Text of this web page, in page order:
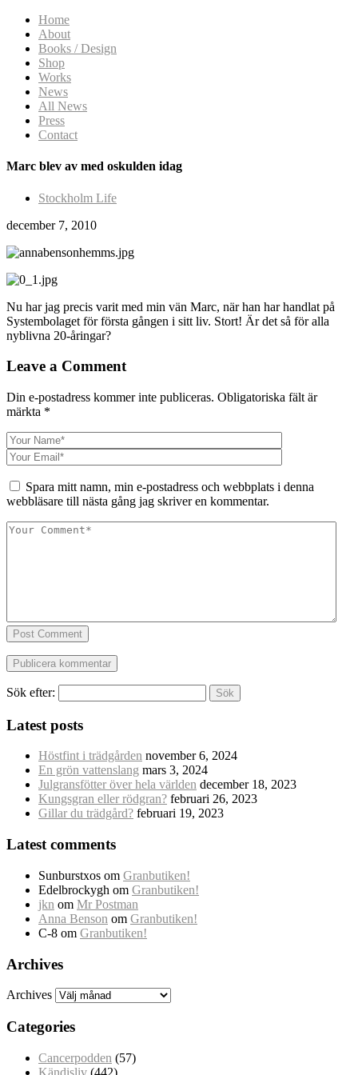
Home
About
Books / Design
Shop
Works
News
All News
Press
Contact
Marc blev av med oskulden idag
Stockholm Life
december 7, 2010
Nu har jag precis varit med min vän Marc, när han har handlat på
Systembolaget för första gången i sitt liv. Stort! Är det så för alla
nyblivna 20-åringar?
Leave a Comment
Din e-postadress kommer inte publiceras. Obligatoriska fält är
märkta *
Spara mitt namn, min e-postadress och webbplats i denna
webbläsare till nästa gång jag skriver en kommentar.
Post Comment
Sök efter:
Latest posts
Höstfint i trädgården november 6, 2024
En grön vattenslang mars 3, 2024
Julgransfötter över hela världen december 18, 2023
Kungsgran eller rödgran? februari 26, 2023
Gillar du trädgård? februari 19, 2023
Latest comments
Sunburstxos om Granbutiken!
Edelbrockygh om Granbutiken!
jkn om Mr Postman
Anna Benson om Granbutiken!
C-8 om Granbutiken!
Archives
Archives
Categories
Cancerpodden (57)
Kändisliv (442)